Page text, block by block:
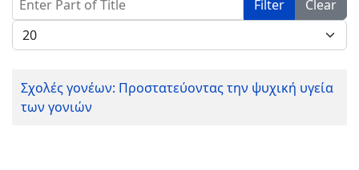
Filter
Clear
Display #
Σχολές γονέων: Προστατεύοντας την ψυχική υγεία
των γονιών